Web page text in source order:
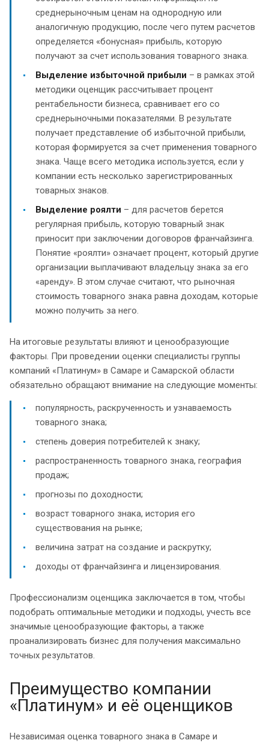
среднерыночным ценам на однородную или
аналогичную продукцию, после чего путем расчетов
определяется «бонусная» прибыль, которую
получают за счет использования товарного знака.
Выделение избыточной прибыли – в рамках этой
методики оценщик рассчитывает процент
рентабельности бизнеса, сравнивает его со
среднерыночными показателями. В результате
получает представление об избыточной прибыли,
которая формируется за счет применения товарного
знака. Чаще всего методика используется, если у
компании есть несколько зарегистрированных
товарных знаков.
Выделение роялти – для расчетов берется
регулярная прибыль, которую товарный знак
приносит при заключении договоров франчайзинга.
Понятие «роялти» означает процент, который другие
организации выплачивают владельцу знака за его
«аренду». В этом случае считают, что рыночная
стоимость товарного знака равна доходам, которые
можно получить за него.
На итоговые результаты влияют и ценообразующие
факторы. При проведении оценки специалисты группы
компаний «Платинум» в Самаре и Самарской области
обязательно обращают внимание на следующие моменты:
популярность, раскрученность и узнаваемость
товарного знака;
степень доверия потребителей к знаку;
распространенность товарного знака, география
продаж;
прогнозы по доходности;
возраст товарного знака, история его
существования на рынке;
величина затрат на создание и раскрутку;
доходы от франчайзинга и лицензирования.
Профессионализм оценщика заключается в том, чтобы
подобрать оптимальные методики и подходы, учесть все
значимые ценообразующие факторы, а также
проанализировать бизнес для получения максимально
точных результатов.
Преимущество компании
«Платинум» и её оценщиков
Независимая оценка товарного знака в Самаре и